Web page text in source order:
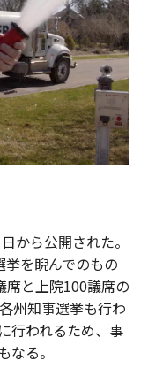
から公開された。
を睨んでのもの
席と上院100議席の
州知事選挙も行わ
行われるため、事
る。